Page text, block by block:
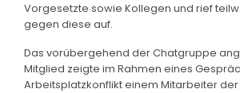
Vorgesetzte sowie Kollegen und rief
gegen diese auf.
Das vorübergehend der Chatgruppe
Mitglied zeigte im Rahmen eines
Arbeitsplatzkonflikt einem Mitarbeiter